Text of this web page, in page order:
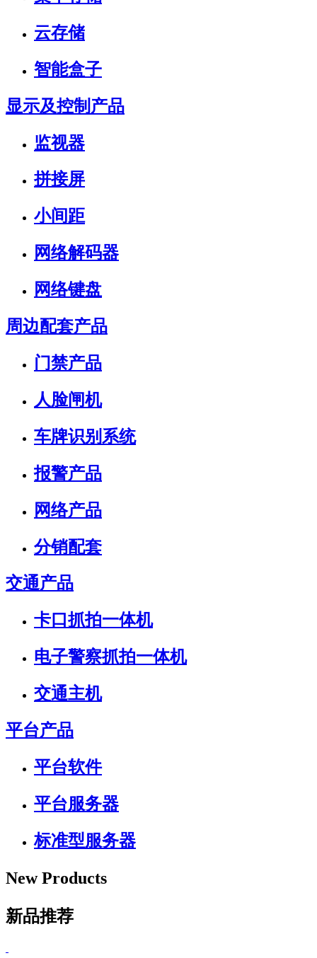
云存储
智能盒子
显示及控制产品
监视器
拼接屏
小间距
网络解码器
网络键盘
周边配套产品
门禁产品
人脸闸机
车牌识别系统
报警产品
网络产品
分销配套
交通产品
卡口抓拍一体机
电子警察抓拍一体机
交通主机
平台产品
平台软件
平台服务器
标准型服务器
New Products
新品推荐